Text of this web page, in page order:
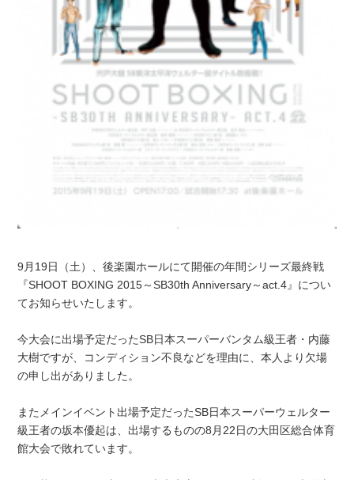
9月19日（土）、後楽園ホールにて開催の年間シリーズ最終戦
『SHOOT BOXING 2015～SB30th Anniversary～act.4』につい
てお知らせいたします。
今大会に出場予定だったSB日本スーパーバンタム級王者・内藤
大樹ですが、コンディション不良などを理由に、本人より欠場
の申し出がありました。
またメインイベント出場予定だったSB日本スーパーウェルター
級王者の坂本優起は、出場するものの8月22日の大田区総合体育
館大会で敗れています。